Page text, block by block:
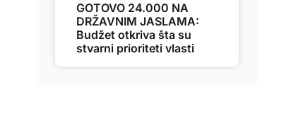
GOTOVO 24.000 NA
DRŽAVNIM JASLAMA:
Budžet otkriva šta su
stvarni prioriteti vlasti